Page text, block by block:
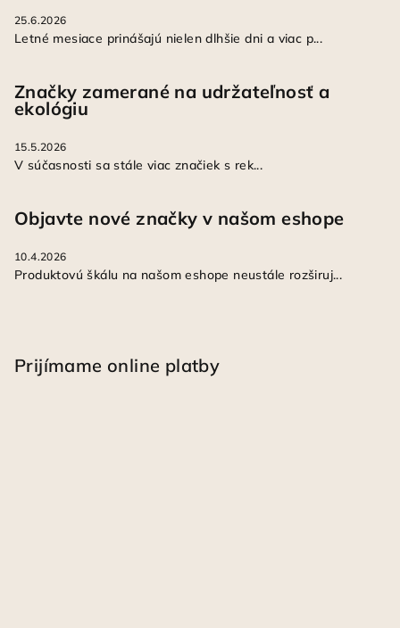
25.6.2026
Letné mesiace prinášajú nielen dlhšie dni a viac p...
Značky zamerané na udržateľnosť a
ekológiu
15.5.2026
V súčasnosti sa stále viac značiek s rek...
Objavte nové značky v našom eshope
10.4.2026
Produktovú škálu na našom eshope neustále rozširuj...
Prijímame online platby